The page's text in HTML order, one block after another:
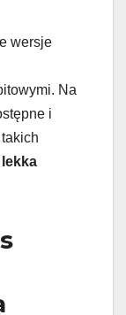
wersje
Na
i
lekka